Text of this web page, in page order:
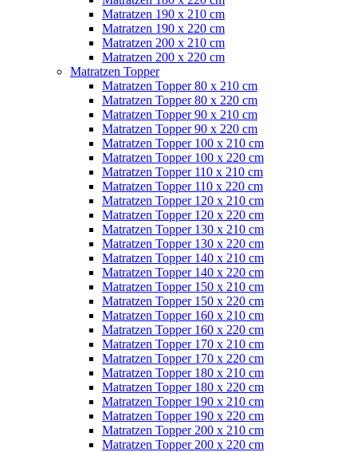
Matratzen 190 x 210 cm
Matratzen 190 x 220 cm
Matratzen 200 x 210 cm
Matratzen 200 x 220 cm
Matratzen Topper
Matratzen Topper 80 x 210 cm
Matratzen Topper 80 x 220 cm
Matratzen Topper 90 x 210 cm
Matratzen Topper 90 x 220 cm
Matratzen Topper 100 x 210 cm
Matratzen Topper 100 x 220 cm
Matratzen Topper 110 x 210 cm
Matratzen Topper 110 x 220 cm
Matratzen Topper 120 x 210 cm
Matratzen Topper 120 x 220 cm
Matratzen Topper 130 x 210 cm
Matratzen Topper 130 x 220 cm
Matratzen Topper 140 x 210 cm
Matratzen Topper 140 x 220 cm
Matratzen Topper 150 x 210 cm
Matratzen Topper 150 x 220 cm
Matratzen Topper 160 x 210 cm
Matratzen Topper 160 x 220 cm
Matratzen Topper 170 x 210 cm
Matratzen Topper 170 x 220 cm
Matratzen Topper 180 x 210 cm
Matratzen Topper 180 x 220 cm
Matratzen Topper 190 x 210 cm
Matratzen Topper 190 x 220 cm
Matratzen Topper 200 x 210 cm
Matratzen Topper 200 x 220 cm